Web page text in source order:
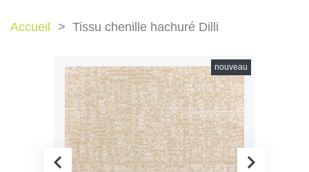
Accueil Tissu chenille hachuré Dilli
nouveau